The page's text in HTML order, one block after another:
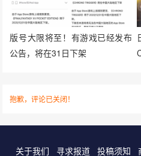
版号大限将至！有游戏已经发布
公告，将在31日下架
抱歉，评论已关闭！
关于我们 寻求报道 投稿须知